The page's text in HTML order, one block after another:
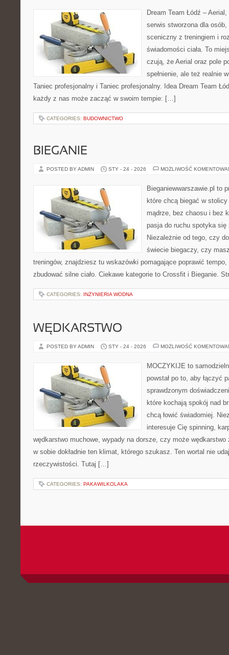
Dream Team Łódź –
serwis stworzona dla
sceniczny z treningiem i
świadomości ciała. To
czują, że Aerial oraz pole
spełnienie, ale też realnie
Taniec profesjonalny i Taniec profesjonalny. Idea Dream Team
każdy z nas może zacząć w swoim tempie: […]
CATEGORIES: BUDOWNICTWO
BIEGANIE
POSTED BY ADMIN STY - 24 - 2026 MOŻLIWOŚĆ
Bieganiewwarszawie.pl to
które chcą biegać w
mądrze, bez chaosu i bez
pasja do ruchu spotyka
Niezależnie od tego, czy
świecie biegaczy, czy
treningów, znajdziesz tu wskazówki pomagające poprawić
zbudować silne ciało. Ciekawe kategorie to Crossfit i Bieganie.
CATEGORIES: INŻYNIERIA WODNA
WĘDKARSTWO
POSTED BY ADMIN STY - 24 - 2026 MOŻLIWOŚĆ
MOCZYKIJE to
powstał po to, aby łączyć
sprawdzonym
które kochają spokój nad
chcą łowić świadomiej.
interesuje Cię spinning,
wędkarstwo muchowe, wypady na dorsze, czy może
w sobie dokładnie ten klimat, którego szukasz. Ten wortal nie
rzeczywistości. Tutaj […]
CATEGORIES: PAKAWILKOLAKA